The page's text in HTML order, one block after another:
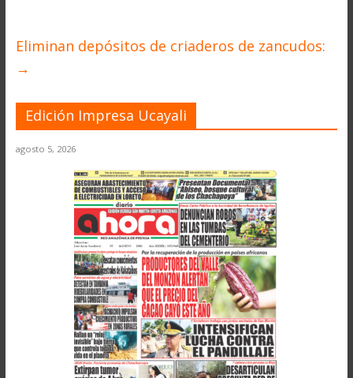
Eliminan depósitos de criaderos de zancudos:
→
Edición Impresa Ucayali
agosto 5, 2026